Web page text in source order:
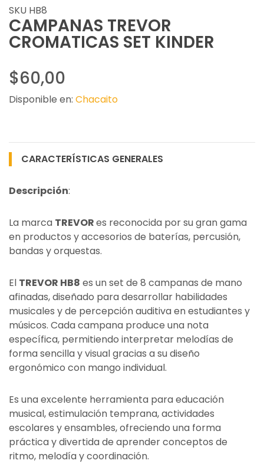
SKU HB8
CAMPANAS TREVOR
CROMATICAS SET KINDER
$60,00
Disponible en: Chacaito
CARACTERÍSTICAS GENERALES
Descripción:
La marca TREVORes reconocida por su gran gama
en productos y accesorios de baterías, percusión,
bandas y orquestas.
El TREVOR HB8 es un set de 8 campanas de mano
afinadas, diseñado para desarrollar habilidades
musicales y de percepción auditiva en estudiantes y
músicos. Cada campana produce una nota
específica, permitiendo interpretar melodías de
forma sencilla y visual gracias a su diseño
ergonómico con mango individual.
Es una excelente herramienta para educación
musical, estimulación temprana, actividades
escolares y ensambles, ofreciendo una forma
práctica y divertida de aprender conceptos de
ritmo, melodía y coordinación.